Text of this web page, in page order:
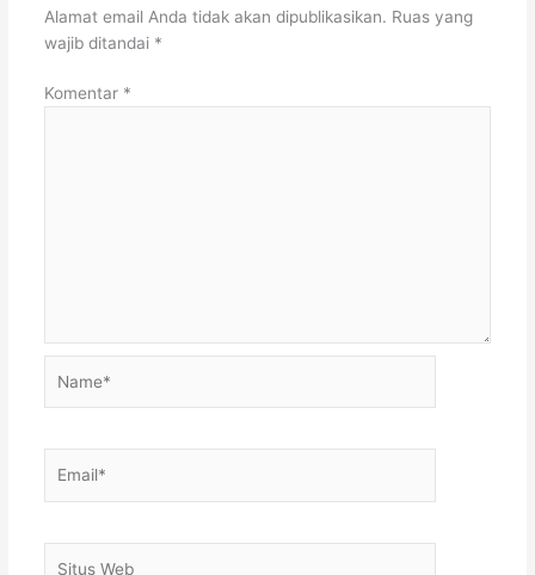
Alamat email Anda tidak akan dipublikasikan. Ruas yang
wajib ditandai *
Komentar *